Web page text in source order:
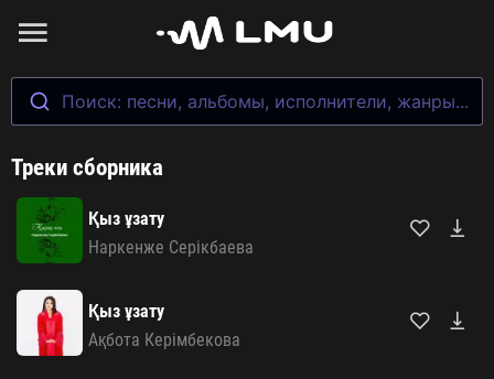
Поиск: песни, альбомы, исполнители, жанры...
Треки сборника
Қыз ұзату
Наркенже Серікбаева
Қыз ұзату
Ақбота Керімбекова